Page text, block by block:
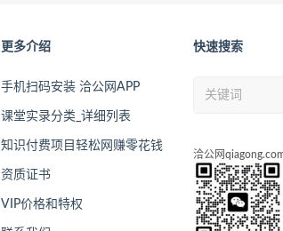
更多介绍
手机扫码安装 洽公网APP
课堂实录分类_详细列表
知识付费项目轻松网赚零花钱
资质证书
VIP价格和特权
快速搜索
洽公网